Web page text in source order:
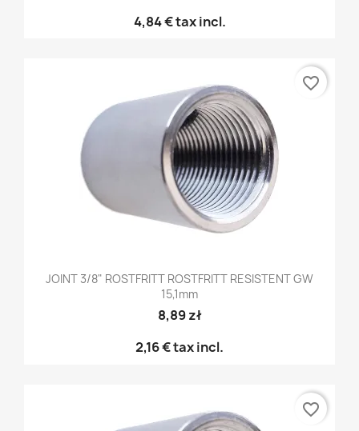
4,84 €tax incl.
JOINT 3/8" ROSTFRITT ROSTFRITT RESISTENT GW
15,1mm
8,89 zł
2,16 €tax incl.
favorite_border
favorite_border